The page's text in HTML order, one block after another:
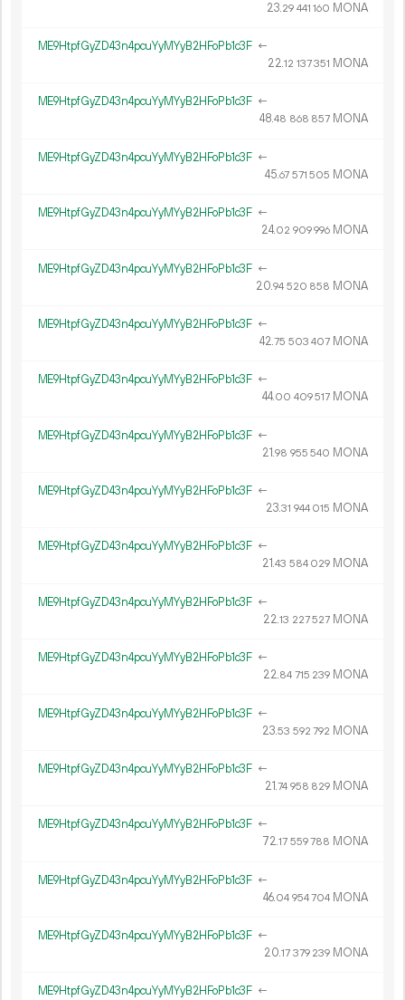
23.29 441 160 MONA
ME9HtpfGyZD43n4pcuYyMYyB2HFoPb1c3F ←
22.12 137351 MONA
ME9HtpfGyZD43n4pcuYyMYyB2HFoPb1c3F ←
48.48 868 857 MONA
ME9HtpfGyZD43n4pcuYyMYyB2HFoPb1c3F ←
45.67 571 505 MONA
ME9HtpfGyZD43n4pcuYyMYyB2HFoPb1c3F ←
24.02 909996 MONA
ME9HtpfGyZD43n4pcuYyMYyB2HFoPb1c3F ←
20.94 520 858 MONA
ME9HtpfGyZD43n4pcuYyMYyB2HFoPb1c3F ←
42.75 503 407 MONA
ME9HtpfGyZD43n4pcuYyMYyB2HFoPb1c3F ←
44.00 409517 MONA
ME9HtpfGyZD43n4pcuYyMYyB2HFoPb1c3F ←
21.98 955 540 MONA
ME9HtpfGyZD43n4pcuYyMYyB2HFoPb1c3F ←
23.31 944 015 MONA
ME9HtpfGyZD43n4pcuYyMYyB2HFoPb1c3F ←
21.43 584 029 MONA
ME9HtpfGyZD43n4pcuYyMYyB2HFoPb1c3F ←
22.13 227527 MONA
ME9HtpfGyZD43n4pcuYyMYyB2HFoPb1c3F ←
22.84 715 239 MONA
ME9HtpfGyZD43n4pcuYyMYyB2HFoPb1c3F ←
23.53 592 792 MONA
ME9HtpfGyZD43n4pcuYyMYyB2HFoPb1c3F ←
21.74 958 829 MONA
ME9HtpfGyZD43n4pcuYyMYyB2HFoPb1c3F ←
72.17 559788 MONA
ME9HtpfGyZD43n4pcuYyMYyB2HFoPb1c3F ←
46.04 954704 MONA
ME9HtpfGyZD43n4pcuYyMYyB2HFoPb1c3F ←
20.17 379 239 MONA
ME9HtpfGyZD43n4pcuYyMYyB2HFoPb1c3F ←